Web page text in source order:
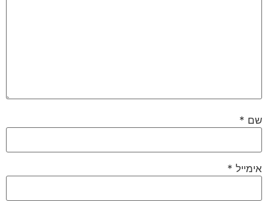
שם *
אימייל *